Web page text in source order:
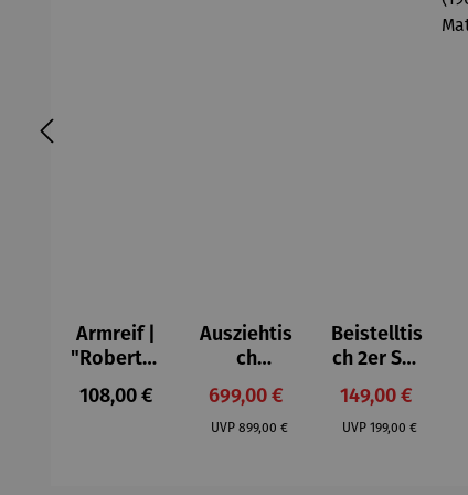
Armreif |
"Roberta"
– Anna
Mütz
Regulärer Preis:
108,00 €
Ausziehtis
ch
Aluminium
– Valor
Verkaufspreis:
699,00 €
UVP Regulärer Preis:
899,00 €
Beistelltis
ch 2er Set
– Dalias
Verkaufspreis:
149,00 €
UVP Regulärer Preis:
199,00 €